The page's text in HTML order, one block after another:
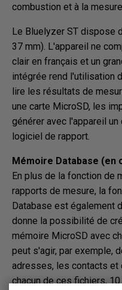
combustion et à la
Le Bluelyzer ST dispose
37 mm). L'appareil ne
clair en français et un
intégrée rend l'utilisation
lire les résultats de
une carte MicroSD, les
générer avec l'appareil un
logiciel de rapport.
Mémoire Database (en
En plus de la fonction de
rapports de mesure, la
Database est également
donne la possibilité de
mémoire MicroSD avec
peut s'agir, par exemple,
adresses, les contacts et
chacun de ces fichiers,